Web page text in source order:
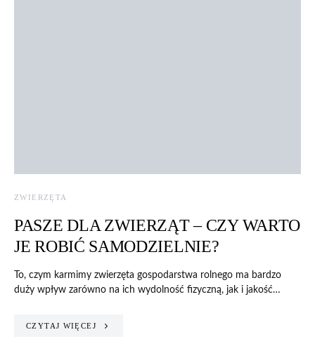
ZWIERZĘTA
PASZE DLA ZWIERZĄT – CZY WARTO
JE ROBIĆ SAMODZIELNIE?
To, czym karmimy zwierzęta gospodarstwa rolnego ma bardzo
duży wpływ zarówno na ich wydolność fizyczną, jak i jakość…
CZYTAJ WIĘCEJ